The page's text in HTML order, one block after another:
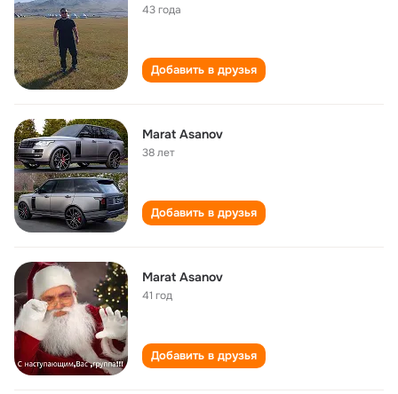
43 года
Добавить в друзья
Marat Asanov
38 лет
Добавить в друзья
Marat Asanov
41 год
Добавить в друзья